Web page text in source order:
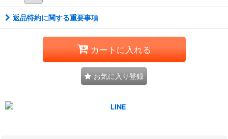
返品特約に関する重要事項
カートに入れる
お気に入り登録